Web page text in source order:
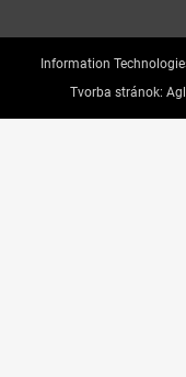
Information
Tvorba stránok: